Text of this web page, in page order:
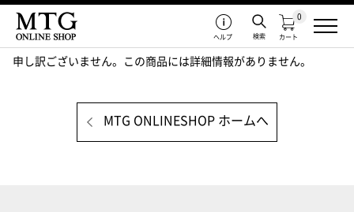
カート
0
検索
ヘルプ
申し訳ございません。この商品には詳細情報がありません。
MTG ONLINESHOP ホームへ